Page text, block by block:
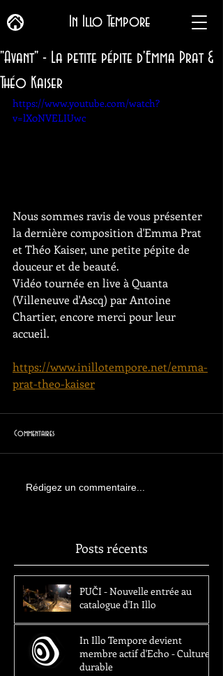
In Illo Tempore
"Avant" - La petite pépite d'Emma Prat &
Théo Kaiser
https://www.youtube.com/watch?
v=lX0NVELIUwc
Nous sommes ravis de vous présenter
la dernière composition d'Emma Prat
et Théo Kaiser, une petite pépite de
douceur et de beauté.
Vidéo tournée en live à Quanta
(Villeneuve d'Ascq) par Antoine
Chartier, encore merci pour leur
accueil.
https://www.inillotempore.net/emma-
prat-theo-kaiser
Commentaires
Rédigez un commentaire...
Posts récents
PUČI - Nouvelle entrée au
catalogue d'In Illo
In Illo Tempore devient
membre actif d'Echo - Culture
durable